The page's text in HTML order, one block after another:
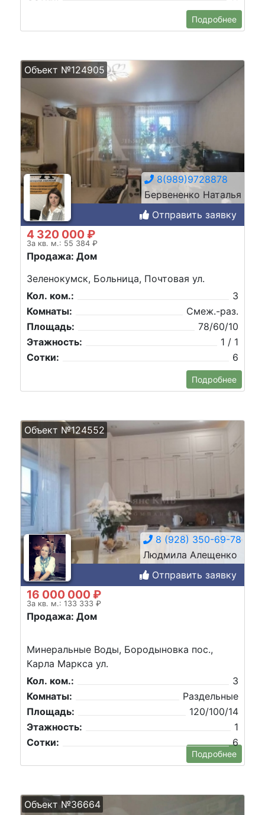
Подробнее
Объект №124905
8(989)9728878
Бервененко Наталья
Отправить заявку
4 320 000 ₽
За кв. м.: 55 384 ₽
Продажа: Дом
Зеленокумск, Больница, Почтовая ул.
Кол. ком.:
3
Комнаты:
Смеж.-раз.
Площадь:
78/60/10
Этажность:
1 / 1
Сотки:
6
Подробнее
Объект №124552
8 (928) 350-69-78
Людмила Алещенко
Отправить заявку
16 000 000 ₽
За кв. м.: 133 333 ₽
Продажа: Дом
Минеральные Воды, Бородыновка пос.,
Карла Маркса ул.
Кол. ком.:
3
Комнаты:
Раздельные
Площадь:
120/100/14
Этажность:
1
Сотки:
6
Подробнее
Объект №36664